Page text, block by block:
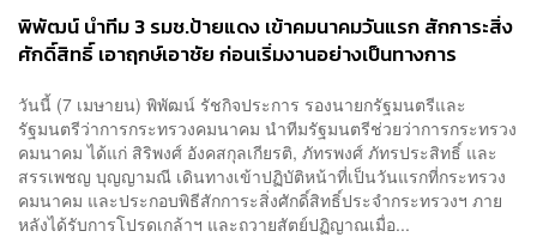
พิพัฒน์ นำทีม 3 รมช.ป้ายแดง เข้าคมนาคมวันแรก สักการะสิ่ง
ศักดิ์สิทธิ์ เอาฤกษ์เอาชัย ก่อนเริ่มงานอย่างเป็นทางการ
วันนี้ (7 เมษายน) พิพัฒน์ รัชกิจประการ รองนายกรัฐมนตรีและ
รัฐมนตรีว่าการกระทรวงคมนาคม นำทีมรัฐมนตรีช่วยว่าการกระทรวง
คมนาคม ได้แก่ สิริพงศ์ อังคสกุลเกียรติ, ภัทรพงศ์ ภัทรประสิทธิ์ และ
สรรเพชญ บุญญามณี เดินทางเข้าปฏิบัติหน้าที่เป็นวันแรกที่กระทรวง
คมนาคม และประกอบพิธีสักการะสิ่งศักดิ์สิทธิ์ประจำกระทรวงฯ ภาย
หลังได้รับการโปรดเกล้าฯ และถวายสัตย์ปฏิญาณเมื่อ...